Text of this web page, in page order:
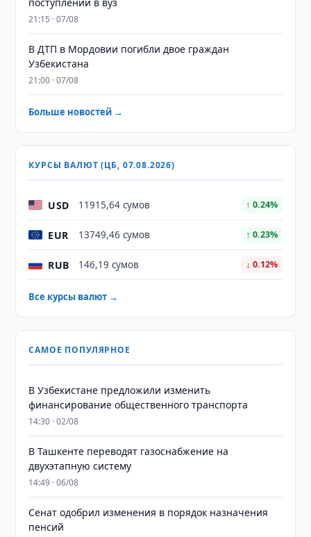
21:15 · 07/08
В ДТП в Мордовии погибли двое граждан
Узбекистана
21:00 · 07/08
Больше новостей →
КУРСЫ ВАЛЮТ (ЦБ, 07.08.2026)
USD 11915,64 сумов ↑ 0.24%
EUR 13749,46 сумов ↑ 0.23%
RUB 146,19 сумов ↓ 0.12%
Все курсы валют →
САМОЕ ПОПУЛЯРНОЕ
В Узбекистане предложили изменить
финансирование общественного транспорта
14:30 · 02/08
В Ташкенте переводят газоснабжение на
двухэтапную систему
14:49 · 06/08
Сенат одобрил изменения в порядок назначения
пенсий